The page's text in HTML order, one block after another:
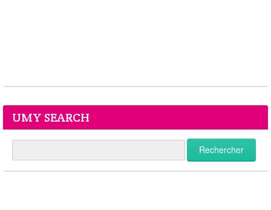
UMY SEARCH